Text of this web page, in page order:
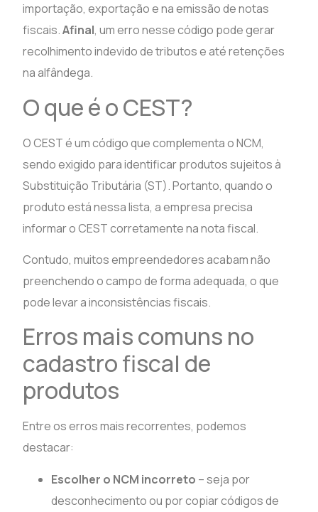
importação, exportação e na emissão de notas
fiscais.Afinal, um erro nesse código pode gerar
recolhimento indevido de tributos e até retenções
na alfândega.
O que é o CEST?
O CEST é um código que complementa o NCM,
sendo exigido para identificar produtos sujeitos à
Substituição Tributária (ST). Portanto, quando o
produto está nessa lista, a empresa precisa
informar o CEST corretamente na nota fiscal.
Contudo, muitos empreendedores acabam não
preenchendo o campo de forma adequada, o que
pode levar a inconsistências fiscais.
Erros mais comuns no
cadastro fiscal de
produtos
Entre os erros mais recorrentes, podemos
destacar:
Escolher o NCM incorreto – seja por
desconhecimento ou por copiar códigos de